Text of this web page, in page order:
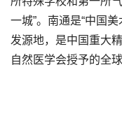
一城”。南通是“中国
发源地，是中国重大
自然医学会授予的全